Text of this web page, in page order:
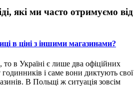
які ми часто отримуємо від
в ціні з іншими магазинами?
в Україні є лише два офіційних
і саме вони диктують свої
В Польщі ж ситуація зовсім